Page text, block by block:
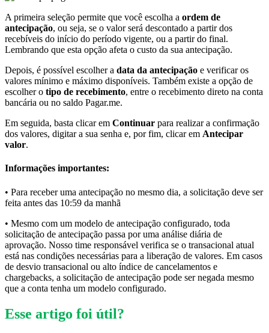
A primeira seleção permite que você escolha a ordem de
antecipação, ou seja, se o valor será descontado a partir dos
recebíveis do início do período vigente, ou a partir do final.
Lembrando que esta opção afeta o custo da sua antecipação.
Depois, é possível escolher a data da antecipação e verificar os
valores mínimo e máximo disponíveis. Também existe a opção de
escolher o tipo de recebimento, entre o recebimento direto na conta
bancária ou no saldo Pagar.me.
Em seguida, basta clicar em Continuar para realizar a confirmação
dos valores, digitar a sua senha e, por fim, clicar em Antecipar
valor.
Informações importantes:
• Para receber uma antecipação no mesmo dia, a solicitação deve ser
feita antes das 10:59 da manhã
• Mesmo com um modelo de antecipação configurado, toda
solicitação de antecipação passa por uma análise diária de
aprovação. Nosso time responsável verifica se o transacional atual
está nas condições necessárias para a liberação de valores. Em casos
de desvio transacional ou alto índice de cancelamentos e
chargebacks, a solicitação de antecipação pode ser negada mesmo
que a conta tenha um modelo configurado.
Esse artigo foi útil?